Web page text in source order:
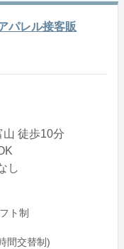
レル接客販
山 徒歩10分
し
ト制
間交替制)